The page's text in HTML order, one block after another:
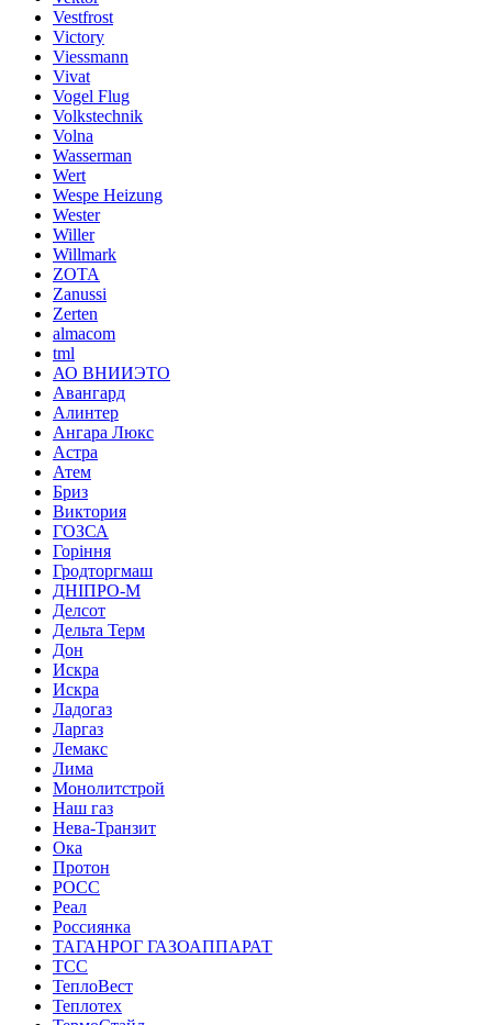
Vestfrost
Victory
Viessmann
Vivat
Vogel Flug
Volkstechnik
Volna
Wasserman
Wert
Wespe Heizung
Wester
Willer
Willmark
ZOTA
Zanussi
Zerten
almacom
tml
АО ВНИИЭТО
Авангард
Алинтер
Ангара Люкс
Астра
Атем
Бриз
Виктория
ГОЗСА
Горіння
Гродторгмаш
ДНІПРО-М
Делсот
Дельта Терм
Дон
Искра
Искра
Ладогаз
Ларгаз
Лемакс
Лима
Монолитстрой
Наш газ
Нева-Транзит
Ока
Протон
РОСС
Реал
Россиянка
ТАГАНРОГ ГАЗОАППАРАТ
ТСС
ТеплоВест
Теплотех